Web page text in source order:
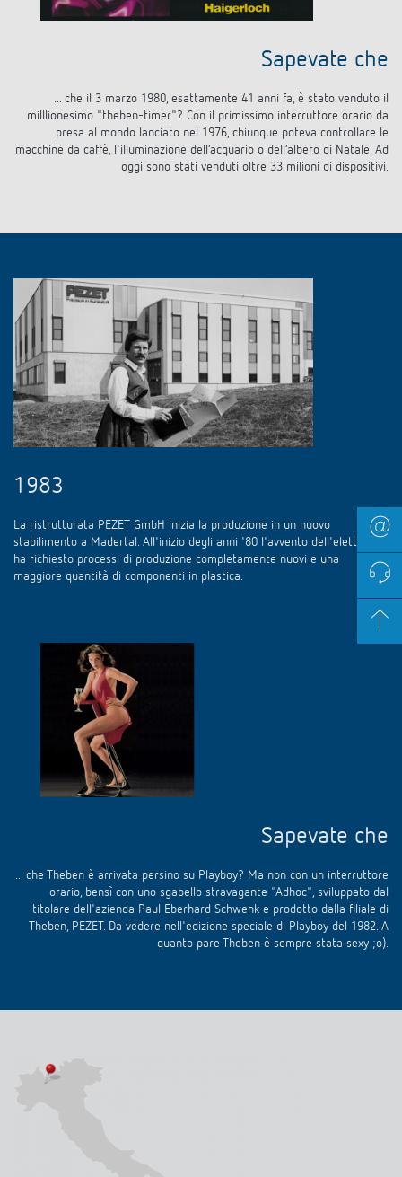
Sapevate che
... che il 3 marzo 1980, esattamente 41 anni fa, è stato venduto il
milllionesimo "theben-timer"? Con il primissimo interruttore orario da
presa al mondo lanciato nel 1976, chiunque poteva controllare le
macchine da caffè, l'illuminazione dell’acquario o dell’albero di Natale. Ad
oggi sono stati venduti oltre 33 milioni di dispositivi.
1983
La ristrutturata PEZET GmbH inizia la produzione in un nuovo
stabilimento a Madertal. All'inizio degli anni '80 l'avvento dell'elettronica
ha richiesto processi di produzione completamente nuovi e una
maggiore quantità di componenti in plastica.
Sapevate che
... che Theben è arrivata persino su Playboy? Ma non con un interruttore
orario, bensì con uno sgabello stravagante "Adhoc", sviluppato dal
titolare dell'azienda Paul Eberhard Schwenk e prodotto dalla filiale di
Theben, PEZET. Da vedere nell'edizione speciale di Playboy del 1982. A
quanto pare Theben è sempre stata sexy ;o).